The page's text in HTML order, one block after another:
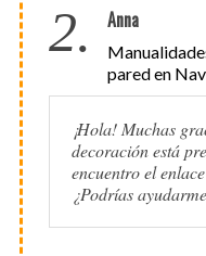
2. Anna
pared en
¡Hola! Muchas
decoración está
encuentro el
¿Podrías